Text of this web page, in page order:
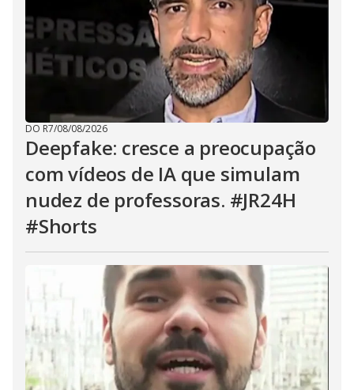
DO R7/08/08/2026
Deepfake: cresce a preocupação
com vídeos de IA que simulam
nudez de professoras. #JR24H
#Shorts